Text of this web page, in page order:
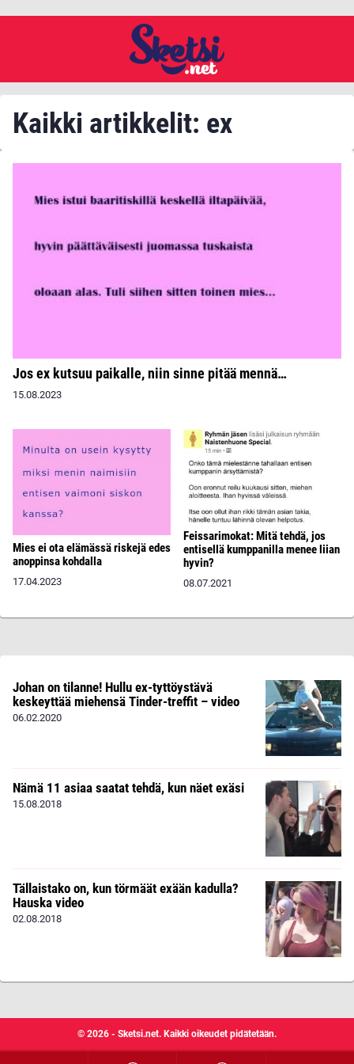
Kaikki artikkelit: ex
Jos ex kutsuu paikalle, niin sinne pitää mennä…
15.08.2023
Mies ei ota elämässä riskejä edes
anoppinsa kohdalla
17.04.2023
Feissarimokat: Mitä tehdä, jos
entisellä kumppanilla menee liian
hyvin?
08.07.2021
Johan on tilanne! Hullu ex-tyttöystävä
keskeyttää miehensä Tinder-treffit – video
06.02.2020
Nämä 11 asiaa saatat tehdä, kun näet exäsi
15.08.2018
Tällaistako on, kun törmäät exään kadulla?
Hauska video
02.08.2018
© 2026 - Sketsi.net. Kaikki oikeudet pidätetään.